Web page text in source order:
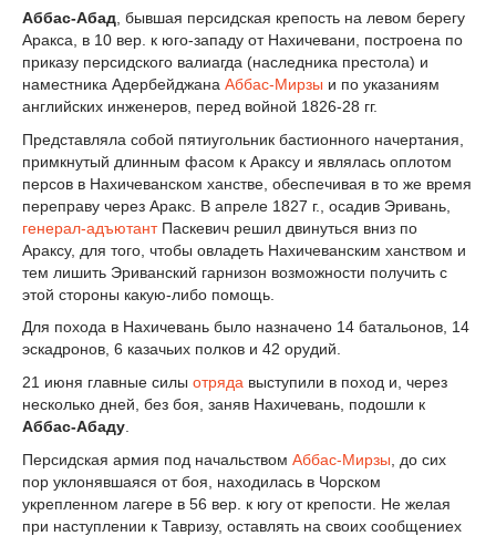
Аббас-Абад , бывшая персидская крепость на левом берегу
Аракса, в 10 вер. к юго-западу от Нахичевани, построена по
приказу персидского валиагда (наследника престола) и
наместника Адербейджана Аббас-Мирзы и по указаниям
английских инженеров, перед войной 1826-28 гг.
Представляла собой пятиугольник бастионного начертания,
примкнутый длинным фасом к Араксу и являлась оплотом
персов в Нахичеванском ханстве, обеспечивая в то же время
переправу через Аракс. В апреле 1827 г., осадив Эривань,
генерал-адъютантПаскевич решил двинуться вниз по
Араксу, для того, чтобы овладеть Нахичеванским ханством и
тем лишить Эриванский гарнизон возможности получить с
этой стороны какую-либо помощь.
Для похода в Нахичевань было назначено 14 батальонов, 14
эскадронов, 6 казачьих полков и 42 орудий.
21 июня главные силы отряда выступили в поход и, через
несколько дней, без боя, заняв Нахичевань, подошли к
Аббас-Абаду
Персидская армия под начальством Аббас-Мирзы , до сих
пор уклонявшаяся от боя, находилась в Чорском
укрепленном лагере в 56 вер. к югу от крепости. Не желая
при наступлении к Тавризу, оставлять на своих сообщениех